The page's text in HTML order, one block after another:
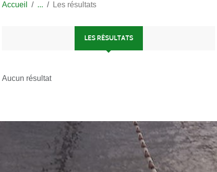
Accueil Les résultats
LES RÉSULTATS
Aucun résultat